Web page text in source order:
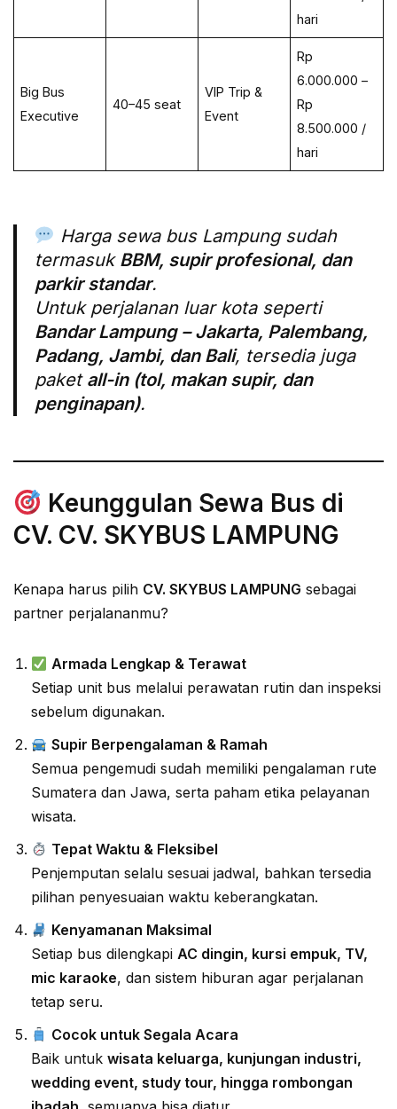
hari
Big Bus
Executive
40–45 seat
VIP Trip &
Event
Rp
6.000.000 –
Rp
8.500.000 /
hari
Harga sewa bus Lampung sudah
termasuk BBM, supir profesional, dan
parkir standar.
Untuk perjalanan luar kota seperti
Bandar Lampung – Jakarta, Palembang,
Padang, Jambi, dan Bali, tersedia juga
paket all-in (tol, makan supir, dan
penginapan).
Keunggulan Sewa Bus di
CV. CV. SKYBUS LAMPUNG
Kenapa harus pilih CV. SKYBUS LAMPUNG sebagai
partner perjalananmu?
Armada Lengkap & Terawat
Setiap unit bus melalui perawatan rutin dan inspeksi
sebelum digunakan.
Supir Berpengalaman & Ramah
Semua pengemudi sudah memiliki pengalaman rute
Sumatera dan Jawa, serta paham etika pelayanan
wisata.
Tepat Waktu & Fleksibel
Penjemputan selalu sesuai jadwal, bahkan tersedia
pilihan penyesuaian waktu keberangkatan.
Kenyamanan Maksimal
Setiap bus dilengkapi AC dingin, kursi empuk, TV,
mic karaoke, dan sistem hiburan agar perjalanan
tetap seru.
Cocok untuk Segala Acara
Baik untuk wisata keluarga, kunjungan industri,
wedding event, study tour, hingga rombongan